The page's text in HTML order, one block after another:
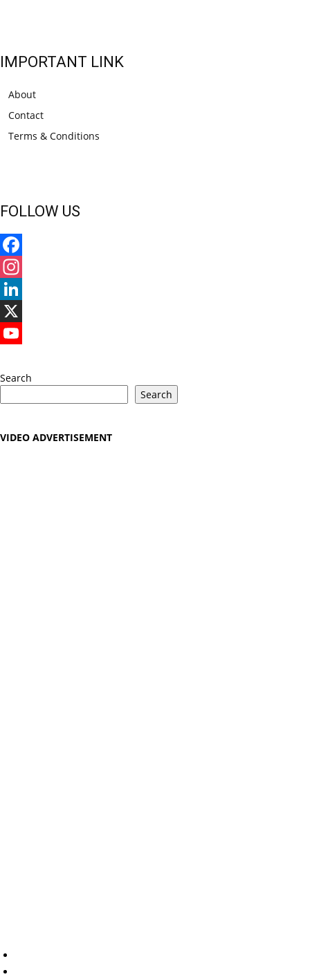
IMPORTANT LINK
About
Contact
Terms & Conditions
FOLLOW US
Facebook
Instagram
LinkedIn
X
Search
Search
VIDEO ADVERTISEMENT